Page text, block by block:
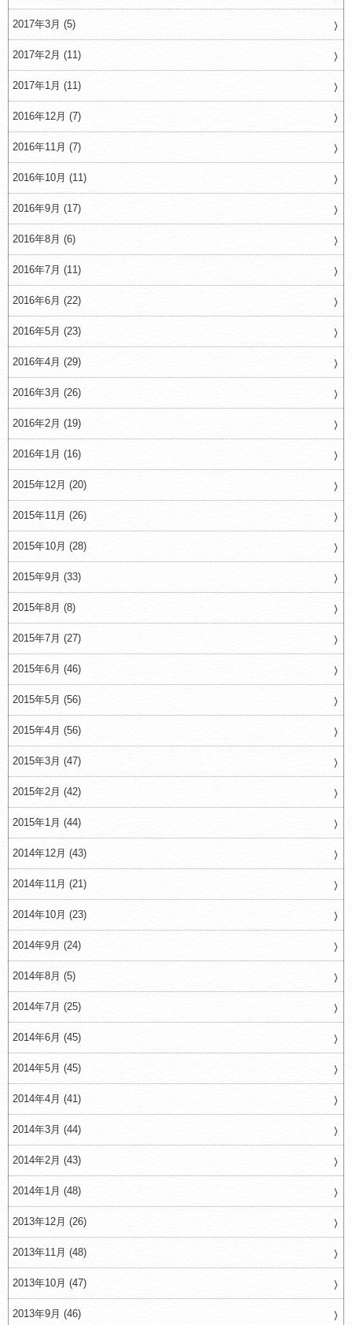
2017年3月 (5)
2017年2月 (11)
2017年1月 (11)
2016年12月 (7)
2016年11月 (7)
2016年10月 (11)
2016年9月 (17)
2016年8月 (6)
2016年7月 (11)
2016年6月 (22)
2016年5月 (23)
2016年4月 (29)
2016年3月 (26)
2016年2月 (19)
2016年1月 (16)
2015年12月 (20)
2015年11月 (26)
2015年10月 (28)
2015年9月 (33)
2015年8月 (8)
2015年7月 (27)
2015年6月 (46)
2015年5月 (56)
2015年4月 (56)
2015年3月 (47)
2015年2月 (42)
2015年1月 (44)
2014年12月 (43)
2014年11月 (21)
2014年10月 (23)
2014年9月 (24)
2014年8月 (5)
2014年7月 (25)
2014年6月 (45)
2014年5月 (45)
2014年4月 (41)
2014年3月 (44)
2014年2月 (43)
2014年1月 (48)
2013年12月 (26)
2013年11月 (48)
2013年10月 (47)
2013年9月 (46)